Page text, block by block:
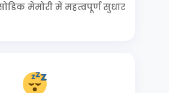
मेमोरी में महत्वपूर्ण सुधार